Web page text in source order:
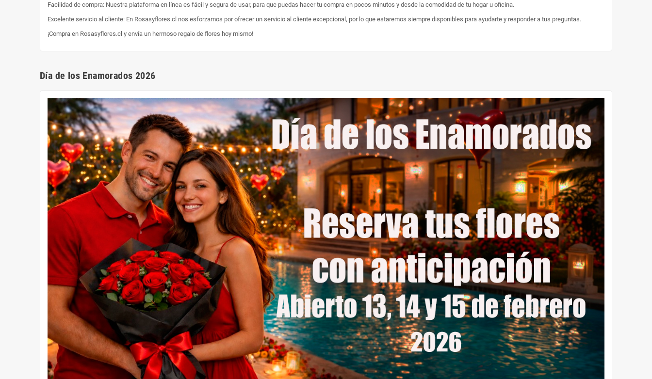
Facilidad de compra: Nuestra plataforma en línea es fácil y segura de usar, para que puedas hacer tu compra en pocos minutos y desde la comodidad de tu hogar u oficina.
Excelente servicio al cliente: En Rosasyflores.cl nos esforzamos por ofrecer un servicio al cliente excepcional, por lo que estaremos siempre disponibles para ayudarte y responder a tus preguntas.
¡Compra en Rosasyflores.cl y envía un hermoso regalo de flores hoy mismo!
Día de los Enamorados 2026